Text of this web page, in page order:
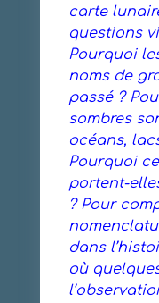
carte
questions
Pourquoi
noms de
passé ?
sombres
océans,
Pourquoi
portent-
? Pour
dans
où